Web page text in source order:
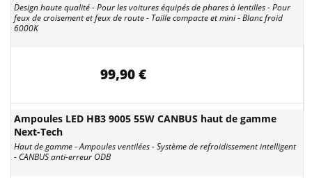
Design haute qualité - Pour les voitures équipés de phares à lentilles - Pour
feux de croisement et feux de route - Taille compacte et mini - Blanc froid
6000K
99,90 €
Ampoules LED HB3 9005 55W CANBUS haut de gamme
Next-Tech
Haut de gamme - Ampoules ventilées - Système de refroidissement intelligent
- CANBUS anti-erreur ODB